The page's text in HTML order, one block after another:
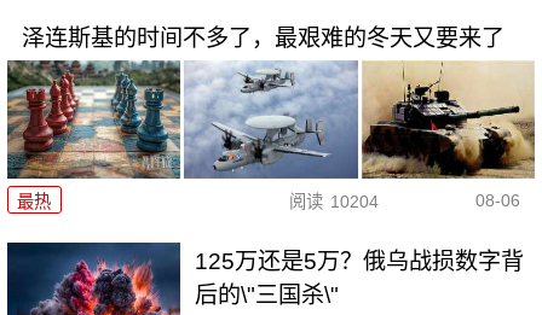
泽连斯基的时间不多了，最艰难的冬天又要来了
最热 阅读 10204 08-06
125万还是5万？俄乌战损数字背
后的\"三国杀\"